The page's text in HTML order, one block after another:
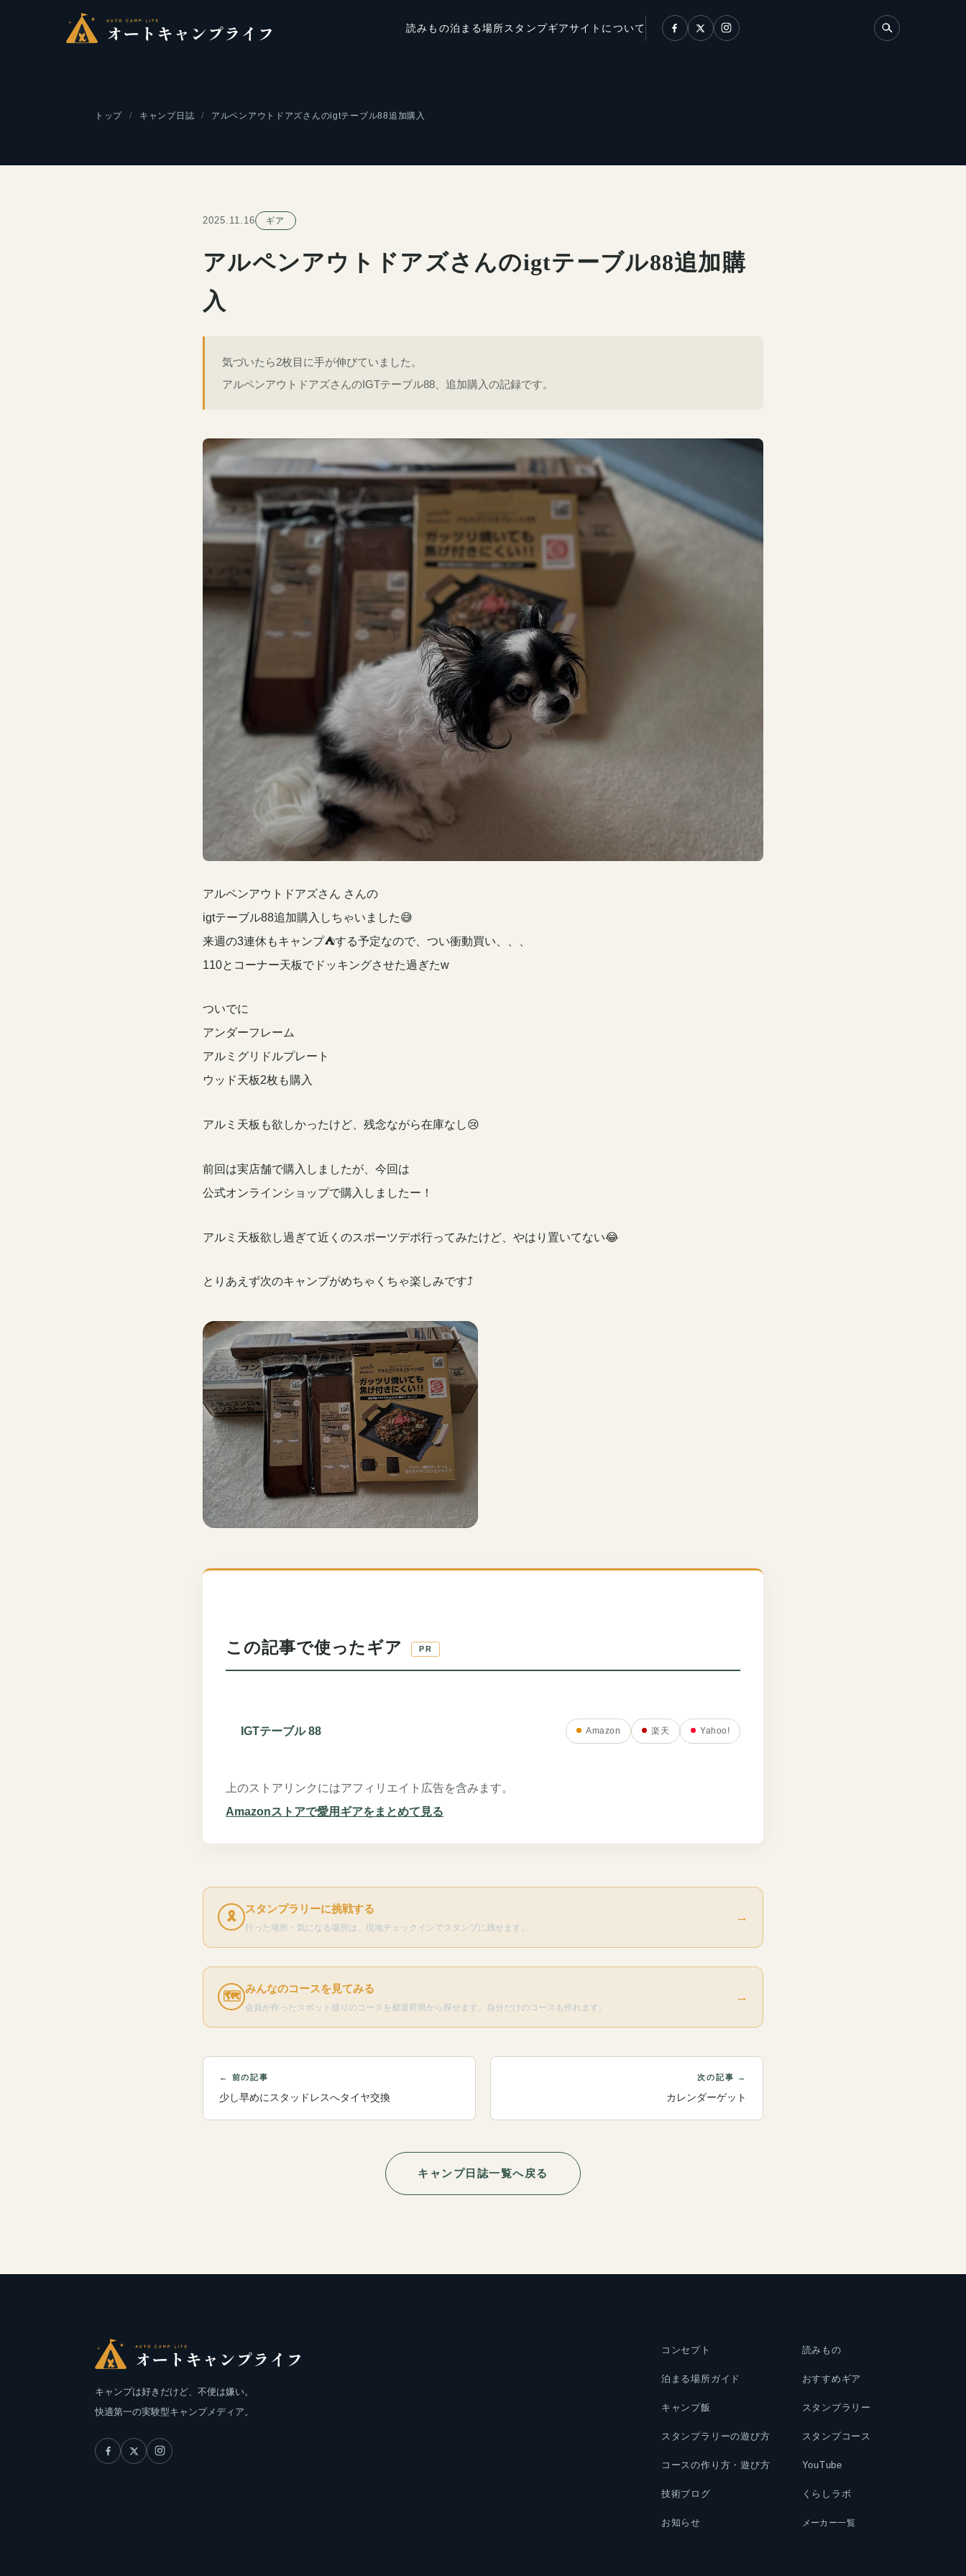
読みもの泊まる場所スタンプギアサイトについて
トップ キャンプ日誌 アルペンアウトドアズさんのigtテーブル88追加購入
2025.11.16 ギア
アルペンアウトドアズさんのigtテーブル88追加購
入
気づいたら2枚目に手が伸びていました。
アルペンアウトドアズさんのIGTテーブル88、追加購入の記録です。
アルペンアウトドアズさん さんの
igtテーブル88追加購入しちゃいました😅
来週の3連休もキャンプ⛺️する予定なので、つい衝動買い、、、
110とコーナー天板でドッキングさせた過ぎたw
ついでに
アンダーフレーム
アルミグリドルプレート
ウッド天板2枚も購入
アルミ天板も欲しかったけど、残念ながら在庫なし😢
前回は実店舗で購入しましたが、今回は
公式オンラインショップで購入しましたー！
アルミ天板欲し過ぎて近くのスポーツデポ行ってみたけど、やはり置いてない😂
とりあえず次のキャンプがめちゃくちゃ楽しみです⤴️
この記事で使ったギア PR
IGTテーブル 88 Amazon 楽天 Yahoo!
上のストアリンクにはアフィリエイト広告を含みます。
Amazonストアで愛用ギアをまとめて見る
🎗
スタンプラリーに挑戦する
行った場所・気になる場所は、現地チェックインでスタンプに残せます。
→
🗺
みんなのコースを見てみる
会員が作ったスポット巡りのコースを都道府県から探せます。自分だけのコースも作れます。
→
← 前の記事
少し早めにスタッドレスへタイヤ交換
次の記事 →
カレンダーゲット
キャンプ日誌一覧へ戻る
キャンプは好きだけど、不便は嫌い。
快適第一の実験型キャンプメディア。
コンセプト 読みもの
泊まる場所ガイド おすすめギア
キャンプ飯 スタンプラリー
スタンプラリーの遊び方 スタンプコース
コースの作り方・遊び方 YouTube
技術ブログ くらしラボ
お知らせ メーカー一覧